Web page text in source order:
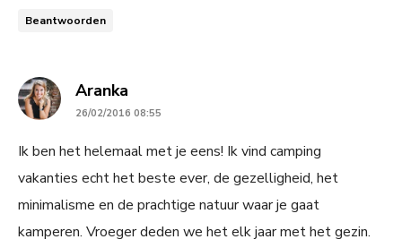
Beantwoorden
Aranka
26/02/2016 08:55
Ik ben het helemaal met je eens! Ik vind camping
vakanties echt het beste ever, de gezelligheid, het
minimalisme en de prachtige natuur waar je gaat
kamperen. Vroeger deden we het elk jaar met het gezin.